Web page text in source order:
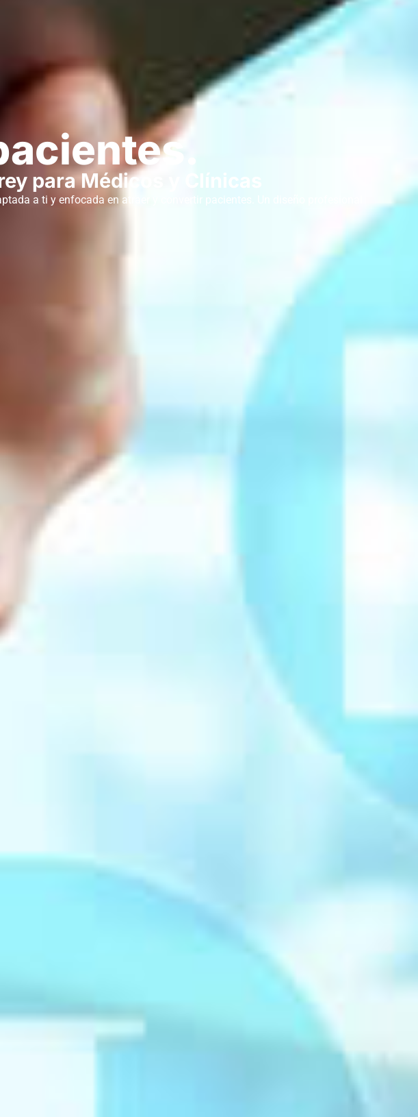
para Médicos y Clínicas
a ti y enfocada en atraer y convertir pacientes. Un diseño profesional